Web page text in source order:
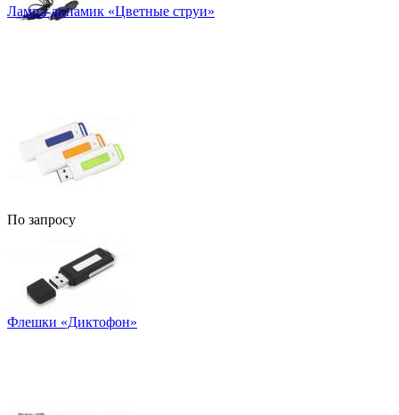
Лампа-динамик «Цветные струи»
По запросу
Флешки «Диктофон»